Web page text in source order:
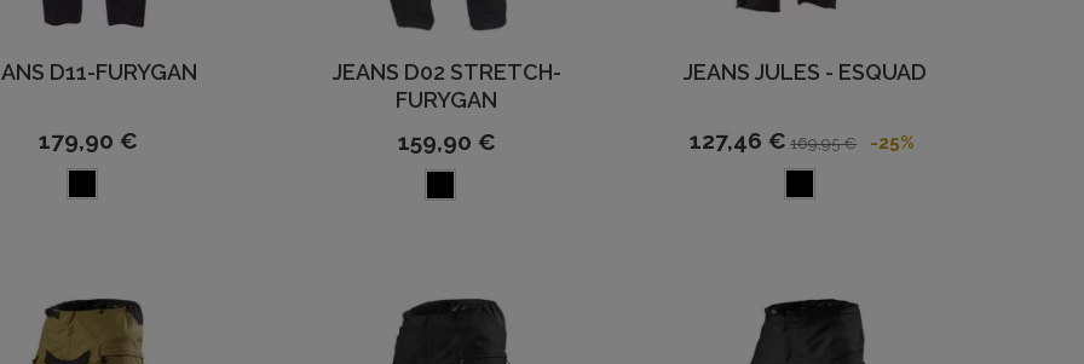
D11-FURYGAN
179,90 €
JEANS D02 STRETCH-
FURYGAN
159,90 €
JEANS JULES - ESQUAD
127,46 € 169,95 € -25%